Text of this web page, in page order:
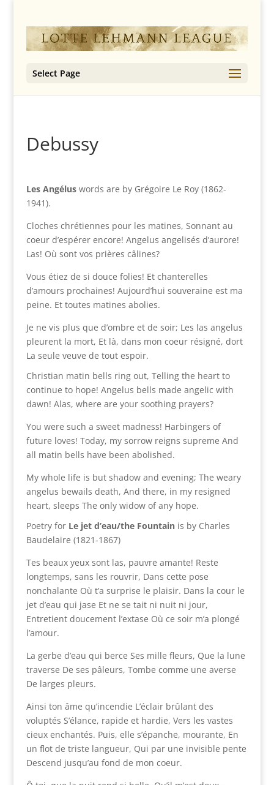
Select Page
Debussy
Les Angéluswords are by Grégoire Le Roy (1862-
1941).
Cloches chrétiennes pour les matines, Sonnant au
coeur d’espérer encore! Angelus angelisés d’aurore!
Las! Où sont vos prières câlines?
Vous étiez de si douce folies! Et chanterelles
d’amours prochaines! Aujourd’hui souveraine est ma
peine. Et toutes matines abolies.
Je ne vis plus que d’ombre et de soir; Les las angelus
pleurent la mort, Et là, dans mon coeur résigné, dort
La seule veuve de tout espoir.
Christian matin bells ring out, Telling the heart to
continue to hope! Angelus bells made angelic with
dawn! Alas, where are your soothing prayers?
You were such a sweet madness! Harbingers of
future loves! Today, my sorrow reigns supreme And
all matin bells have been abolished.
My whole life is but shadow and evening; The weary
angelus bewails death, And there, in my resigned
heart, sleeps The only widow of any hope.
Poetry for Le jet d’eau/the Fountainis by Charles
Baudelaire (1821-1867)
Tes beaux yeux sont las, pauvre amante! Reste
longtemps, sans les rouvrir, Dans cette pose
nonchalante Où t’a surprise le plaisir. Dans la cour le
jet d’eau qui jase Et ne se tait ni nuit ni jour,
Entretient doucement l’extase Où ce soir m’a plongé
l’amour.
La gerbe d’eau qui berce Ses mille fleurs, Que la lune
traverse De ses pâleurs, Tombe comme une averse
De larges pleurs.
Ainsi ton âme qu’incendie L’éclair brûlant des
voluptés S’élance, rapide et hardie, Vers les vastes
cieux enchantés. Puis, elle s’épanche, mourante, En
un flot de triste langueur, Qui par une invisible pente
Descend jusqu’au fond de mon coeur.